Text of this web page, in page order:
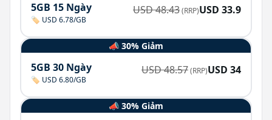
5GB 15 Ngày
🏷️ USD 6.78/GB
USD48.43(RRP)USD 33.9
📣 30% Giảm
5GB 30 Ngày
🏷️ USD 6.80/GB
USD48.57(RRP)USD 34
📣 30% Giảm